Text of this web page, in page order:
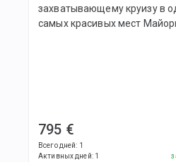
захватывающему круизу в
самых красивых мест
795 €
Всего дней: 1
Активных дней: 1